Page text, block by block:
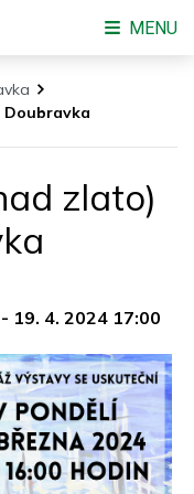
zlato)
- 19. 4. 2024 17:00
MENU